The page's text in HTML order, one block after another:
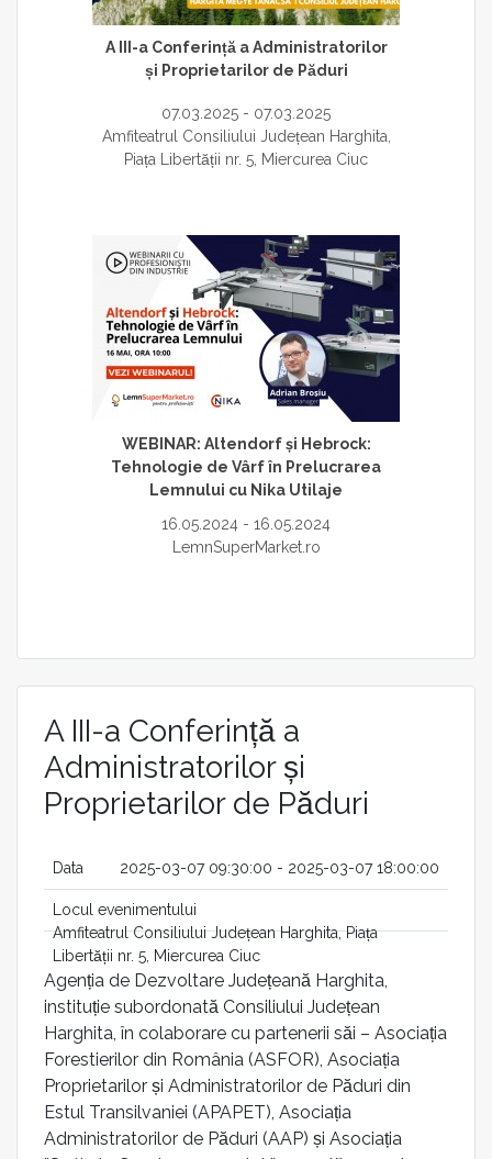
A III-a Conferință a Administratorilor
și Proprietarilor de Păduri
07.03.2025 - 07.03.2025
Amfiteatrul Consiliului Județean Harghita,
Piața Libertății nr. 5, Miercurea Ciuc
WEBINAR: Altendorf și Hebrock:
Tehnologie de Vârf în Prelucrarea
Lemnului cu Nika Utilaje
16.05.2024 - 16.05.2024
LemnSuperMarket.ro
A III-a Conferință a
Administratorilor și
Proprietarilor de Păduri
Data 2025-03-07 09:30:00 - 2025-03-07 18:00:00
Locul evenimentului
Amfiteatrul Consiliului Județean Harghita, Piața
Libertății nr. 5, Miercurea Ciuc
Agenția de Dezvoltare Județeană Harghita,
instituție subordonată Consiliului Județean
Harghita, în colaborare cu partenerii săi – Asociația
Forestierilor din România (ASFOR), Asociația
Proprietarilor și Administratorilor de Păduri din
Estul Transilvaniei (APAPET), Asociația
Administratorilor de Păduri (AAP) și Asociația